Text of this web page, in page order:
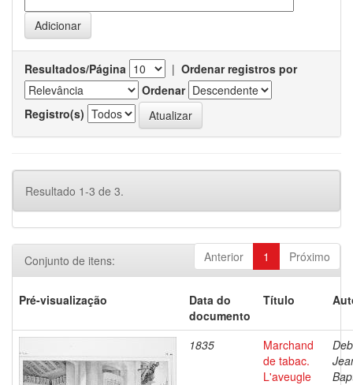
Resultados/Página | Ordenar registros por
Ordenar
Registro(s)
Resultado 1-3 de 3.
Anterior 1 Próximo
Conjunto de itens:
Pré-visualização
Data do
documento
Título
1835
Marchand
de tabac.
L'aveugle